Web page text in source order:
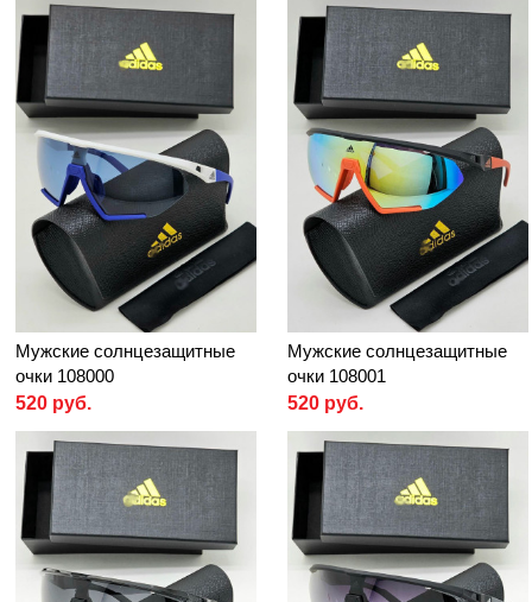
Мужские солнцезащитные
очки 108000
520 руб.
Мужские солнцезащитные
очки 108001
520 руб.